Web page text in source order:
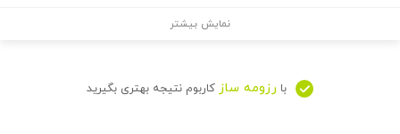
نمایش بیشتر
با رزومه ساز کاربوم نتیجه بهتری بگیرید